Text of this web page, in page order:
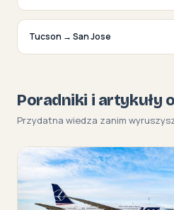
Tucson → San Jose
Poradniki i artykuły
Przydatna wiedza zanim